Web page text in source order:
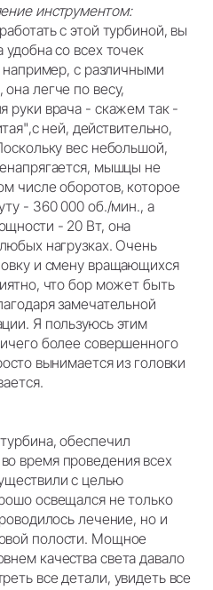
инструментом:
с этой турбиной, вы
со всех точек
например, с различными
легче по весу,
руки врача - скажем так -
ней, действительно,
вес небольшой,
мышцы не
числе оборотов, которое
- 360 000 об./мин., а
- 20 Вт, она
нагрузках. Очень
и смену вращающихся
что бор может быть
замечательной
Я пользуюсь этим
более совершенного
вынимается из головки
обеспечил
время проведения всех
с целью
освещался не только
лечение, но и
полости. Мощное
качества света давало
все детали, увидеть все